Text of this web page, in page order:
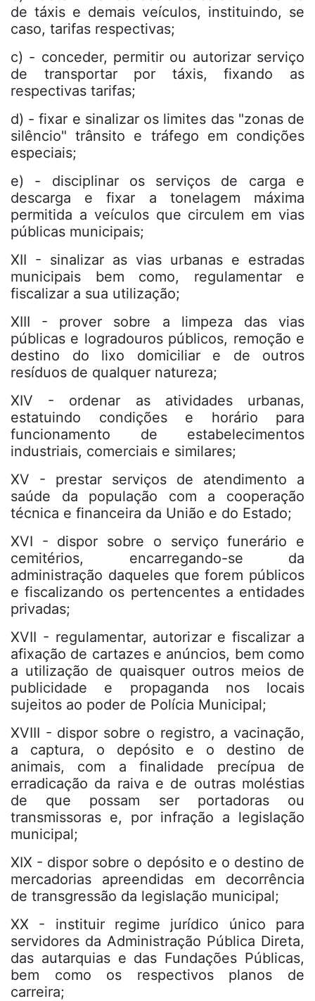
de táxis e demais veículos, instituindo, se
caso, tarifas respectivas;
c) - conceder, permitir ou autorizar serviço
de transportar por táxis, fixando as
respectivas tarifas;
d) - fixar e sinalizar os limites das "zonas de
silêncio" trânsito e tráfego em condições
especiais;
e) - disciplinar os serviços de carga e
descarga e fixar a tonelagem máxima
permitida a veículos que circulem em vias
públicas municipais;
XII - sinalizar as vias urbanas e estradas
municipais bem como, regulamentar e
fiscalizar a sua utilização;
XIII - prover sobre a limpeza das vias
públicas e logradouros públicos, remoção e
destino do lixo domiciliar e de outros
resíduos de qualquer natureza;
XIV - ordenar as atividades urbanas,
estatuindo condições e horário para
funcionamento de estabelecimentos
industriais, comerciais e similares;
XV - prestar serviços de atendimento a
saúde da população com a cooperação
técnica e financeira da União e do Estado;
XVI - dispor sobre o serviço funerário e
cemitérios, encarregando-se da
administração daqueles que forem públicos
e fiscalizando os pertencentes a entidades
privadas;
XVII - regulamentar, autorizar e fiscalizar a
afixação de cartazes e anúncios, bem como
a utilização de quaisquer outros meios de
publicidade e propaganda nos locais
sujeitos ao poder de Polícia Municipal;
XVIII - dispor sobre o registro, a vacinação,
a captura, o depósito e o destino de
animais, com a finalidade precípua de
erradicação da raiva e de outras moléstias
de que possam ser portadoras ou
transmissoras e, por infração a legislação
municipal;
XIX - dispor sobre o depósito e o destino de
mercadorias apreendidas em decorrência
de transgressão da legislação municipal;
XX - instituir regime jurídico único para
servidores da Administração Pública Direta,
das autarquias e das Fundações Públicas,
bem como os respectivos planos de
carreira;